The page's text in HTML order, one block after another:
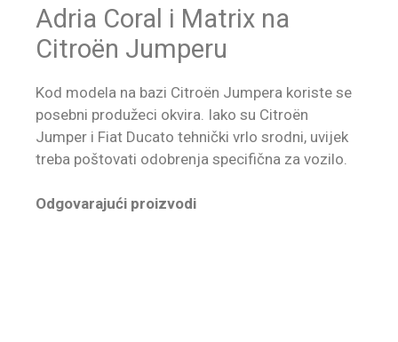
Adria Coral i Matrix na
Citroën Jumperu
Kod modela na bazi Citroën Jumpera koriste se
posebni produžeci okvira. Iako su Citroën
Jumper i Fiat Ducato tehnički vrlo srodni, uvijek
treba poštovati odobrenja specifična za vozilo.
Odgovarajući proizvodi